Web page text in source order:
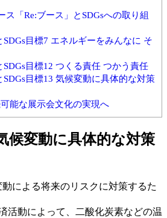
ス「Re:ブース」とSDGsへの取り組
SDGs目標7 エネルギーをみんなに そ
SDGs目標12 つくる責任 つかう責任
SDGs目標13 気候変動に具体的な対策
能な展示会文化の実現へ
候変動に具体的な対策
動による将来のリスクに対策するた
活動によって、二酸化炭素などの温